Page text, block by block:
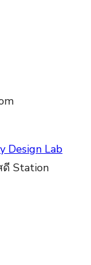
Design Lab
ดี Station